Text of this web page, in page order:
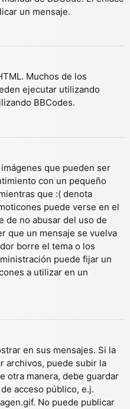
un mensaje.
Muchos de los
ejecutar utilizando
BBCodes.
que pueden ser
con un pequeño
que :( denota
puede verse en el
de no abusar del uso de
que un mensaje se vuelva
borre el tema o los
puede fijar un
a utilizar en un
en sus mensajes. Si la
archivos, puede subir la
otra manera, debe guardar
acceso público, e.j.
No puede publicar